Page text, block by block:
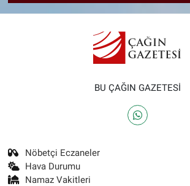
BU ÇAĞIN GAZETESİ
Nöbetçi Eczaneler
Hava Durumu
Namaz Vakitleri